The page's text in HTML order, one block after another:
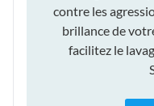
contre les
brillance de
facilitez le